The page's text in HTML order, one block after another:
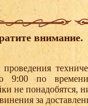
внимание.
9:00 по
не понадобятся,
за